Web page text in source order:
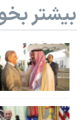
بیشتر